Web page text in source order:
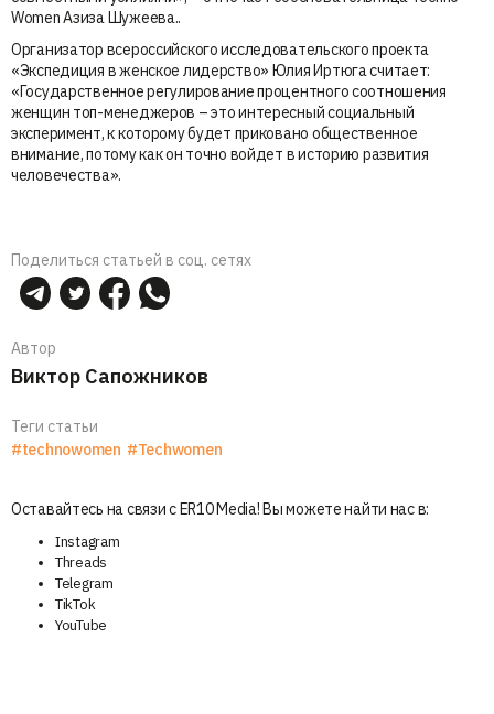
Women Азиза Шужеева..
Организатор всероссийского исследовательского проекта
«Экспедиция в женское лидерство» Юлия Иртюга считает:
«Государственное регулирование процентного соотношения
женщин топ-менеджеров – это интересный социальный
эксперимент, к которому будет приковано общественное
внимание, потому как он точно войдет в историю развития
человечества».
Поделиться статьей в соц. сетях
Автор
Виктор Сапожников
Теги статьи
#technowomen #Techwomen
Оставайтесь на связи с ER10 Media! Вы можете найти нас в:
Instagram
Threads
Telegram
TikTok
YouTube